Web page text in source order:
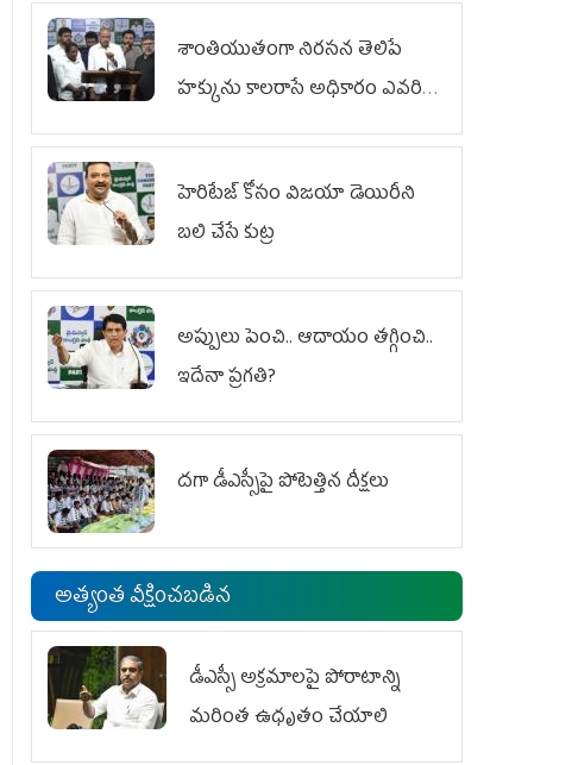
శాంతియుతంగా నిరసన తెలిపే
హక్కును కాలరాసే అధికారం ఎవరికీ
లేదు
హెరిటేజ్ కోసం విజయా డెయిరీని
బలి చేసే కుట్ర‌
అప్పులు పెంచి.. ఆదాయం తగ్గించి..
ఇదేనా ప్రగతి?
దగా డీఎస్సీపై పోటెత్తిన దీక్షలు
అత్యంత వీక్షించబడిన
డీఎస్సీ అక్రమాలపై పోరాటాన్ని
మరింత ఉధృతం చేయాలి